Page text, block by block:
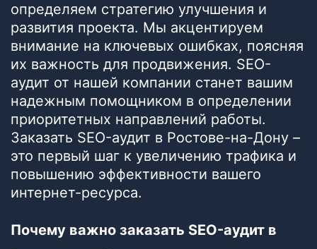
определяем стратегию улучшения и
развития проекта. Мы акцентируем
внимание на ключевых ошибках, поясняя
их важность для продвижения. SEO-
аудит от нашей компании станет вашим
надежным помощником в определении
приоритетных направлений работы.
Заказать SEO-аудит в Ростове-на-Дону –
это первый шаг к увеличению трафика и
повышению эффективности вашего
интернет-ресурса.
Почему важно заказать SEO-аудит в